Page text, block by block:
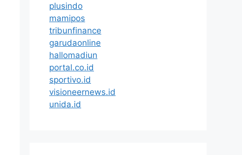
plusindo
mamipos
tribunfinance
garudaonline
hallomadiun
portal.co.id
sportivo.id
visioneernews.id
unida.id